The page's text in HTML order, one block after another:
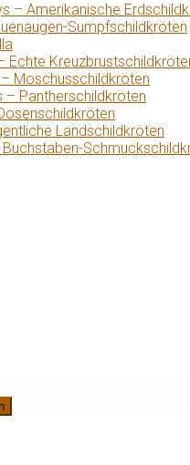
– Amerikanische
Sumpfschildkröten
Echte
Moschusschildkröten
– Pantherschildkröten
Landschildkröten